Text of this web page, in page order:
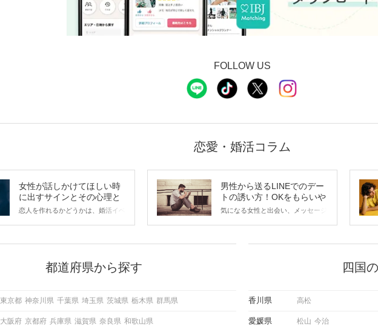
FOLLOW US
恋愛・婚活コラム
女性が話しかけてほしい時
に出すサインとその心理と
は？
恋人を作れるかどうかは、婚活イベ
から恋人作りを本格的に始めようと
している方は、女性が異性を求めて
この記事では、女性が話しかけて欲
しく解説した後、婚活イベントで実
男性から送るLINEでのデー
トの誘い方！OKをもらいや
すいメッセージのコツは？
気になる女性と出会い、メッセージ
も混じえながら解説するので、ぜひ
都道府県から探す
東京都 神奈川県 千葉県 埼玉県 茨城県 栃木県 群馬県
大阪府 京都府 兵庫県 滋賀県 奈良県 和歌山県
四国
香川県 高松
愛媛県 松山 今治